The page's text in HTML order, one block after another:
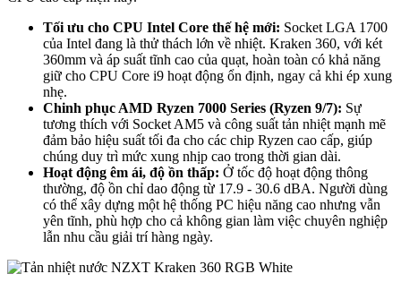
Tối ưu cho CPU Intel Core thế hệ mới: Socket LGA 1700
của Intel đang là thử thách lớn về nhiệt. Kraken 360, với két
360mm và áp suất tĩnh cao của quạt, hoàn toàn có khả năng
giữ cho CPU Core i9 hoạt động ổn định, ngay cả khi ép xung
nhẹ.
Chinh phục AMD Ryzen 7000 Series (Ryzen 9/7): Sự
tương thích với Socket AM5 và công suất tản nhiệt mạnh mẽ
đảm bảo hiệu suất tối đa cho các chip Ryzen cao cấp, giúp
chúng duy trì mức xung nhịp cao trong thời gian dài.
Hoạt động êm ái, độ ồn thấp: Ở tốc độ hoạt động thông
thường, độ ồn chỉ dao động từ 17.9 - 30.6 dBA. Người dùng
có thể xây dựng một hệ thống PC hiệu năng cao nhưng vẫn
yên tĩnh, phù hợp cho cả không gian làm việc chuyên nghiệp
lẫn nhu cầu giải trí hàng ngày.